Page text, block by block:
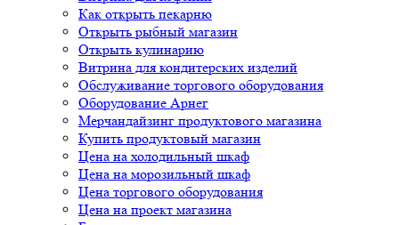
Как открыть пекарню
Открыть рыбный магазин
Открыть кулинарию
Витрина для кондитерских изделий
Обслуживание торгового оборудования
Оборудование Арнег
Мерчандайзинг продуктового магазина
Купить продуктовый магазин
Цена на холодильный шкаф
Цена на морозильный шкаф
Цена торгового оборудования
Цена на проект магазина